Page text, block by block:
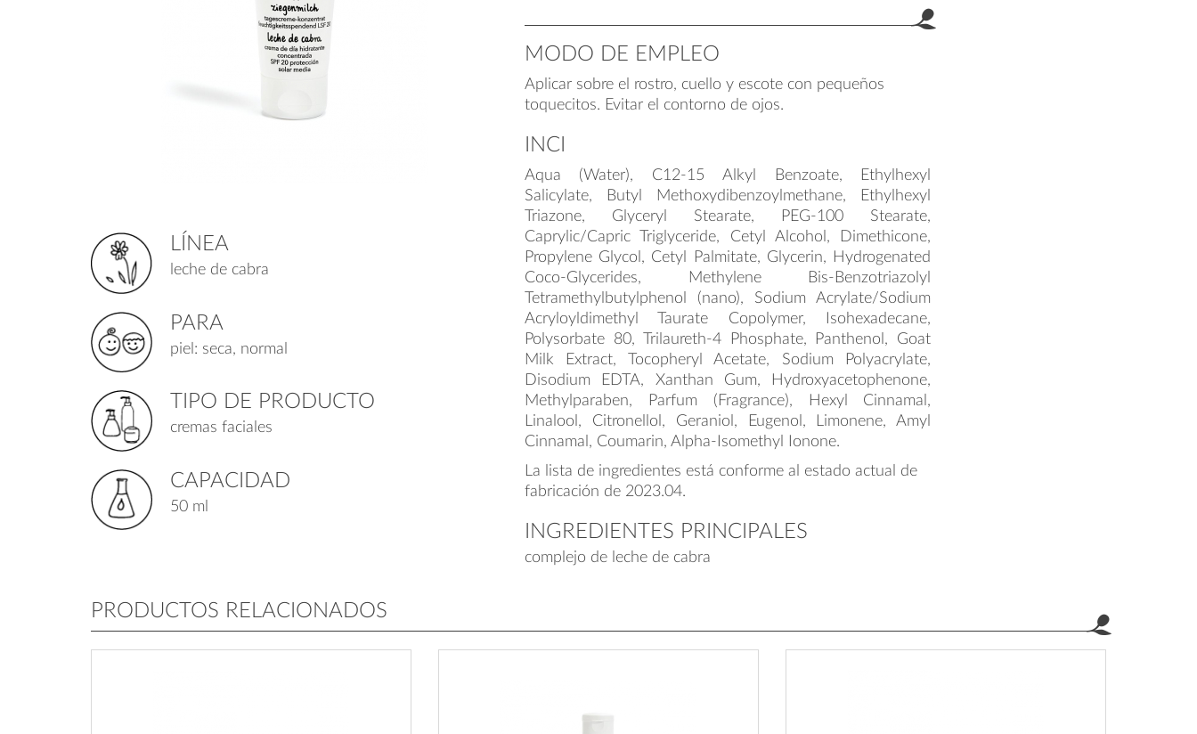
LÍNEA
leche de cabra
PARA
piel: seca, normal
TIPO DE PRODUCTO
cremas faciales
CAPACIDAD
50 ml
MODO DE EMPLEO
Aplicar sobre el rostro, cuello y escote con pequeños
toquecitos. Evitar el contorno de ojos.
INCI
Aqua (Water), C12-15 Alkyl Benzoate, Ethylhexyl
Salicylate, Butyl Methoxydibenzoylmethane, Ethylhexyl
Triazone, Glyceryl Stearate, PEG-100 Stearate,
Caprylic/Capric Triglyceride, Cetyl Alcohol, Dimethicone,
Propylene Glycol, Cetyl Palmitate, Glycerin, Hydrogenated
Coco-Glycerides, Methylene Bis-Benzotriazolyl
Tetramethylbutylphenol (nano), Sodium Acrylate/Sodium
Acryloyldimethyl Taurate Copolymer, Isohexadecane,
Polysorbate 80, Trilaureth-4 Phosphate, Panthenol, Goat
Milk Extract, Tocopheryl Acetate, Sodium Polyacrylate,
Disodium EDTA, Xanthan Gum, Hydroxyacetophenone,
Methylparaben, Parfum (Fragrance), Hexyl Cinnamal,
Linalool, Citronellol, Geraniol, Eugenol, Limonene, Amyl
Cinnamal, Coumarin, Alpha-Isomethyl Ionone.
La lista de ingredientes está conforme al estado actual de
fabricación de 2023.04.
INGREDIENTES PRINCIPALES
complejo de leche de cabra
PRODUCTOS RELACIONADOS